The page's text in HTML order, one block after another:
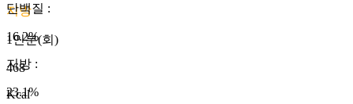
지방
1인분(회)
468
Kcal
단백질 :
16.2%
지방 :
23.1%